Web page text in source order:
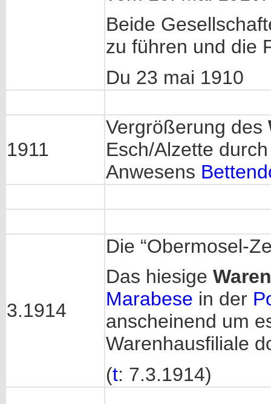
Beide
zu führen und die
Du 23 mai 1910
1911
Vergrößerung des
Esch/Alzette
Anwesens
3.1914
Die “Obermosel-
Das hiesige
Marabese in der
anscheinend um
Warenhausfiliale
(t: 7.3.1914)